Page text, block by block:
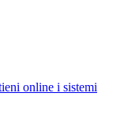
online i sistemi